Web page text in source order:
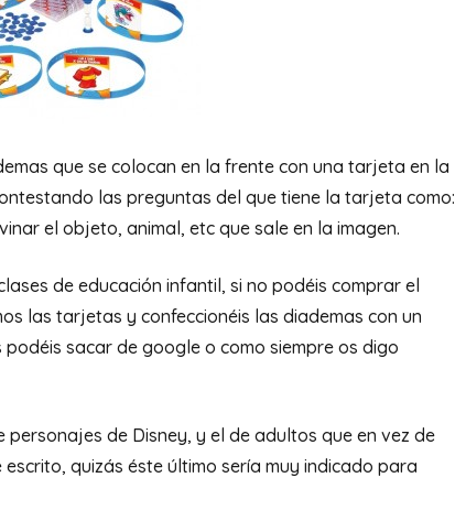
que se colocan en la frente con una tarjeta en la
las preguntas del que tiene la tarjeta como:
el objeto, animal, etc que sale en la imagen.
de educación infantil, si no podéis comprar el
las tarjetas y confeccionéis las diademas con un
sacar de google o como siempre os digo
de Disney, y el de adultos que en vez de
quizás éste último sería muy indicado para